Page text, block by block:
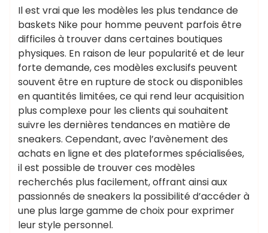
Il est vrai que les modèles les plus tendance de
baskets Nike pour homme peuvent parfois être
difficiles à trouver dans certaines boutiques
physiques. En raison de leur popularité et de leur
forte demande, ces modèles exclusifs peuvent
souvent être en rupture de stock ou disponibles
en quantités limitées, ce qui rend leur acquisition
plus complexe pour les clients qui souhaitent
suivre les dernières tendances en matière de
sneakers. Cependant, avec l’avènement des
achats en ligne et des plateformes spécialisées,
il est possible de trouver ces modèles
recherchés plus facilement, offrant ainsi aux
passionnés de sneakers la possibilité d’accéder à
une plus large gamme de choix pour exprimer
leur style personnel.